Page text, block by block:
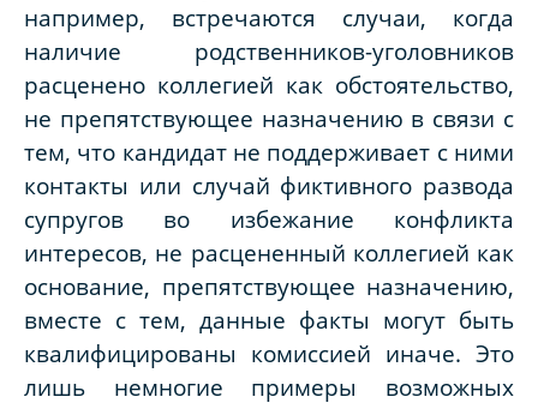
например, встречаются случаи, когда
наличие родственников-уголовников
расценено коллегией как обстоятельство,
не препятствующее назначению в связи с
тем, что кандидат не поддерживает с ними
контакты или случай фиктивного развода
супругов во избежание конфликта
интересов, не расцененный коллегией как
основание, препятствующее назначению,
вместе с тем, данные факты могут быть
квалифицированы комиссией иначе. Это
лишь немногие примеры возможных